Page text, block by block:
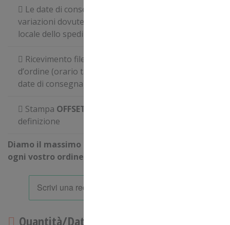
Le date di consegna possono subire piccole
variazioni dovute a problematiche di logistica
locale dello spedizioniere
Ricevimento file entro le
d’ordine (orario tassativo per il rispetto delle
date di consegna)
Stampa OFFSET
definizione
Diamo il massimo per consegnare puntualmente
ogni vostro ordine!
Quantità/Data